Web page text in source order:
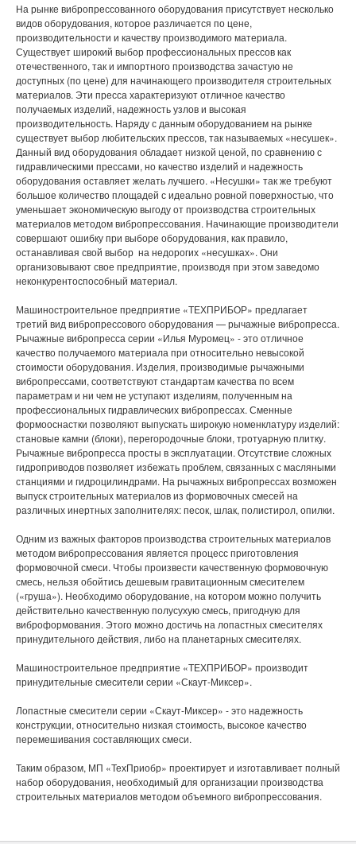
На рынке вибропрессованного оборудования присутствует несколько
видов оборудования, которое различается по цене,
производительности и качеству производимого материала.
Существует широкий выбор профессиональных прессов как
отечественного, так и импортного производства зачастую не
доступных (по цене) для начинающего производителя строительных
материалов. Эти пресса характеризуют отличное качество
получаемых изделий, надежность узлов и высокая
производительность. Наряду с данным оборудованием на рынке
существует выбор любительских прессов, так называемых «несушек».
Данный вид оборудования обладает низкой ценой, по сравнению с
гидравлическими прессами, но качество изделий и надежность
оборудования оставляет желать лучшего. «Несушки» так же требуют
большое количество площадей с идеально ровной поверхностью, что
уменьшает экономическую выгоду от производства строительных
материалов методом вибропрессования. Начинающие производители
совершают ошибку при выборе оборудования, как правило,
останавливая свой выбор на недорогих «несушках». Они
организовывают свое предприятие, производя при этом заведомо
неконкурентоспособный материал.
Машиностроительное предприятие «ТЕХПРИБОР» предлагает
третий вид вибропрессового оборудования — рычажные вибропресса.
Рычажные вибропресса серии «Илья Муромец» - это отличное
качество получаемого материала при относительно невысокой
стоимости оборудования. Изделия, производимые рычажными
вибропрессами, соответствуют стандартам качества по всем
параметрам и ни чем не уступают изделиям, полученным на
профессиональных гидравлических вибропрессах. Сменные
формооснастки позволяют выпускать широкую номенклатуру изделий:
становые камни (блоки), перегородочные блоки, тротуарную плитку.
Рычажные вибропресса просты в эксплуатации. Отсутствие сложных
гидроприводов позволяет избежать проблем, связанных с масляными
станциями и гидроцилиндрами. На рычажных вибропрессах возможен
выпуск строительных материалов из формовочных смесей на
различных инертных заполнителях: песок, шлак, полистирол, опилки.
Одним из важных факторов производства строительных материалов
методом вибропрессования является процесс приготовления
формовочной смеси. Чтобы произвести качественную формовочную
смесь, нельзя обойтись дешевым гравитационным смесителем
(«груша»). Необходимо оборудование, на котором можно получить
действительно качественную полусухую смесь, пригодную для
виброформования. Этого можно достичь на лопастных смесителях
принудительного действия, либо на планетарных смесителях.
Машиностроительное предприятие «ТЕХПРИБОР» производит
принудительные смесители серии «Скаут-Миксер».
Лопастные смесители серии «Скаут-Миксер» - это надежность
конструкции, относительно низкая стоимость, высокое качество
перемешивания составляющих смеси.
Таким образом, МП «ТехПриобр» проектирует и изготавливает полный
набор оборудования, необходимый для организации производства
строительных материалов методом объемного вибропрессования.